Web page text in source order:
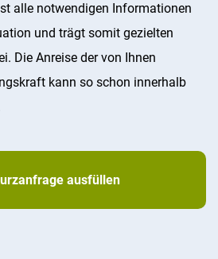
alle notwendigen Informationen
und trägt somit gezielten
Die Anreise der von Ihnen
kann so schon innerhalb
ausfüllen